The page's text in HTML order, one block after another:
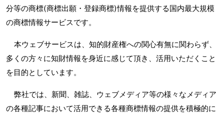
分等の商標(商標出願・登録商標)情報を提供する国内最大規模
の商標情報サービスです。
本ウェブサービスは、知的財産権への関心有無に関わらず、
多くの方々に知財情報を身近に感じて頂き、活用いただくこと
を目的としています。
弊社では、新聞、雑誌、ウェブメディア等の様々なメディア
の各種記事において活用できる各種商標情報の提供を積極的に